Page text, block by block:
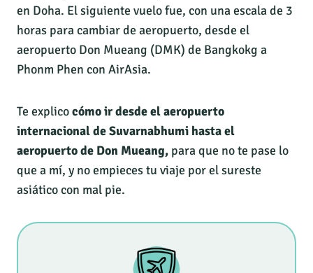
en Doha. El siguiente vuelo fue, con una escala de 3
horas para cambiar de aeropuerto, desde el
aeropuerto Don Mueang (DMK) de Bangkokg a
Phonm Phen con AirAsia.
Te explicocómo ir desde el aeropuerto
internacional de Suvarnabhumi hasta el
aeropuerto de Don Mueang, para que no te pase lo
que a mí, y no empieces tu viaje por el sureste
asiático con mal pie.